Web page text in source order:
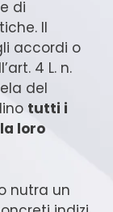
di
Il
accordi o
4 L. n.
del
tutti i
loro
nutra un